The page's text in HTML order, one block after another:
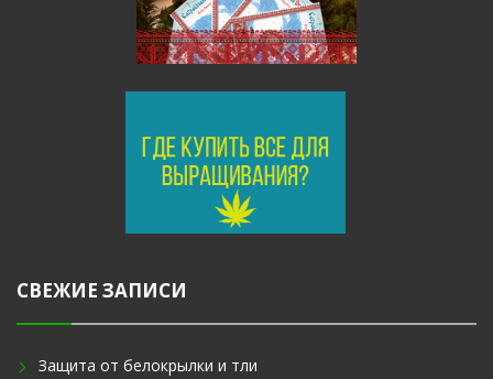
СВЕЖИЕ ЗАПИСИ
Защита от белокрылки и тли